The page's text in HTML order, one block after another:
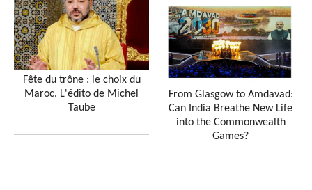
Fête du trône : le choix du
Maroc. L'édito de Michel
Taube
From Glasgow to Amdavad:
Can India Breathe New Life
into the Commonwealth
Games?